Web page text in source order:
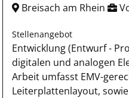
Breisach am Rhein
Stellenangebot
Entwicklung (Entwurf -
digitalen und analogen
Arbeit umfasst EMV-
Leiterplattenlayout,